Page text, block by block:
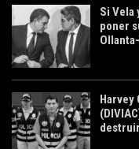
Si Vela
poner
Harvey